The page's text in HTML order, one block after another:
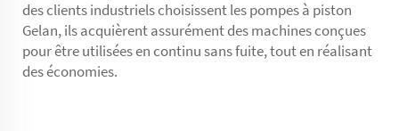
des clients industriels choisissent les pompes à piston
Gelan, ils acquièrent assurément des machines conçues
pour être utilisées en continu sans fuite, tout en réalisant
des économies.